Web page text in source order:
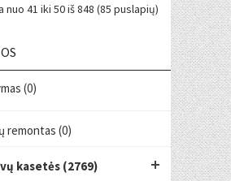
nuo 41 iki 50 iš 848 (85 puslapių)
(0)
remontas (0)
kasetės (2769)